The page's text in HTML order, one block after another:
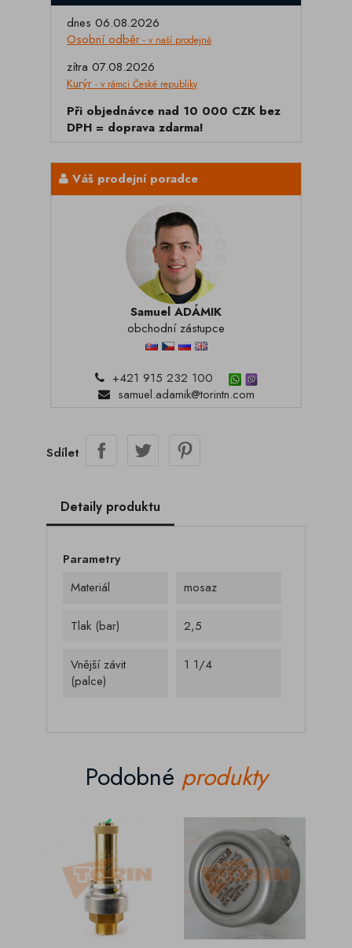
dnes 06.08.2026
Osobní odběr - v naší prodejně
zítra 07.08.2026
Kurýr - v rámci České republiky
Při objednávce nad 10 000 CZK bez
DPH = doprava zdarma!
Váš prodejní poradce
Samuel ADÁMIK
obchodní zástupce
+421 915 232 100
samuel.adamik@torintn.com
Sdílet
Detaily produktu
Parametry
Materiál
mosaz
Tlak (bar) 2,5
Vnější závit
(palce)
1 1/4
Podobné produkty